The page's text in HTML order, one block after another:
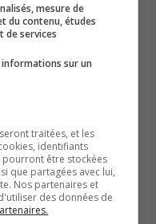
sanctionné
mesure de
du contenu, études
de services
sur un
traitées, et les
identifiants
pourront être stockées
que partagées avec lui,
Nos partenaires et
des données de